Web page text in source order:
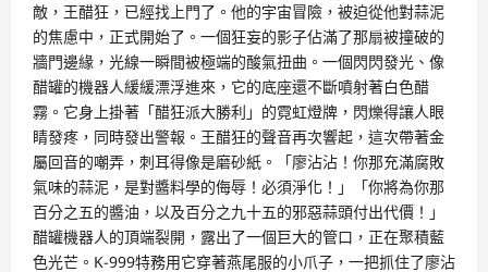
敵，王醋狂，已經找上門了。他的宇宙冒險，被迫從他對蒜泥
的焦慮中，正式開始了。一個狂妄的影子佔滿了那扇被撞破的
牆門邊緣，光線一瞬間被極端的酸氣扭曲。一個閃閃發光、像
醋罐的機器人緩緩漂浮進來，它的底座還不斷噴射著白色醋
霧。它身上掛著「醋狂派大勝利」的霓虹燈牌，閃爍得讓人眼
睛發疼，同時發出警報。王醋狂的聲音再次響起，這次帶著金
屬回音的嘲弄，刺耳得像是磨砂紙。「廖沾沾！你那充滿腐敗
氣味的蒜泥，是對醬料學的侮辱！必須淨化！」「你將為你那
百分之五的醬油，以及百分之九十五的邪惡蒜頭付出代價！」
醋罐機器人的頂端裂開，露出了一個巨大的管口，正在聚積藍
色光芒。K-999特務用它穿著燕尾服的小爪子，一把抓住了廖沾